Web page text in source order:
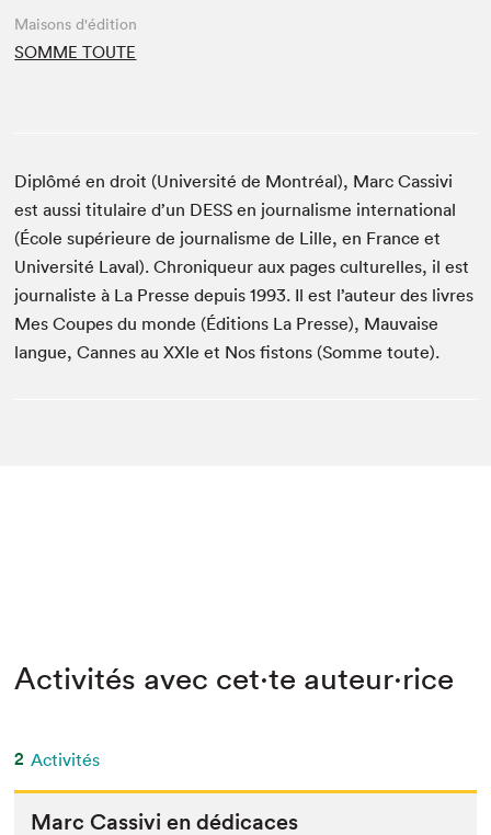
Maisons d'édition
SOMME TOUTE
Diplômé en droit (Université de Montréal), Marc Cassivi
est aussi titulaire d’un DESS en journalisme international
(École supérieure de journalisme de Lille, en France et
Université Laval). Chroniqueur aux pages culturelles, il est
journaliste à La Presse depuis 1993. Il est l’auteur des livres
Mes Coupes du monde (Éditions La Presse), Mauvaise
langue, Cannes au XXIe et Nos fistons (Somme toute).
Activités avec cet·te auteur·rice
2 Activités
Marc Cas­sivi en dédicaces